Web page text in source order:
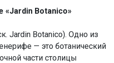
«Jardin Botanico»
Jardin Botanico). Одно из
— это ботанический
части столицы